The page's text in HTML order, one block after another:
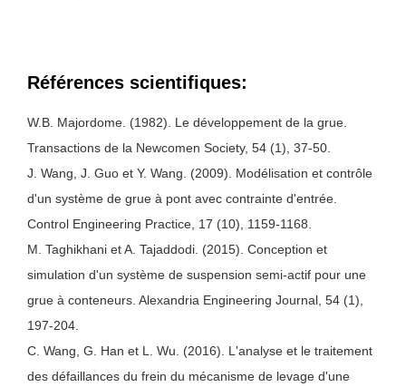
Références scientifiques:
W.B. Majordome. (1982). Le développement de la grue.
Transactions de la Newcomen Society, 54 (1), 37-50.
J. Wang, J. Guo et Y. Wang. (2009). Modélisation et contrôle
d'un système de grue à pont avec contrainte d'entrée.
Control Engineering Practice, 17 (10), 1159-1168.
M. Taghikhani et A. Tajaddodi. (2015). Conception et
simulation d'un système de suspension semi-actif pour une
grue à conteneurs. Alexandria Engineering Journal, 54 (1),
197-204.
C. Wang, G. Han et L. Wu. (2016). L'analyse et le traitement
des défaillances du frein du mécanisme de levage d'une